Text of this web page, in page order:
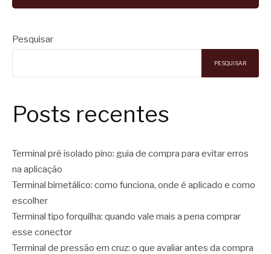
Pesquisar
PESQUISAR
Posts recentes
Terminal pré isolado pino: guia de compra para evitar erros
na aplicação
Terminal bimetálico: como funciona, onde é aplicado e como
escolher
Terminal tipo forquilha: quando vale mais a pena comprar
esse conector
Terminal de pressão em cruz: o que avaliar antes da compra